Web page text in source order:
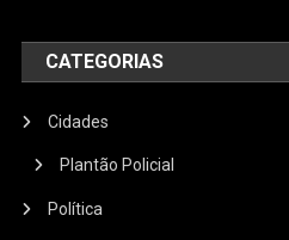
CATEGORIAS
Cidades
Plantão Policial
Política